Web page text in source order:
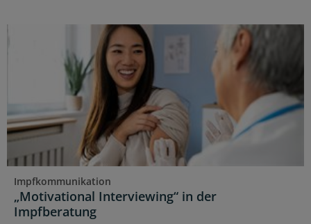
Impfkommunikation
„Motivational Interviewing“ in der
Impfberatung